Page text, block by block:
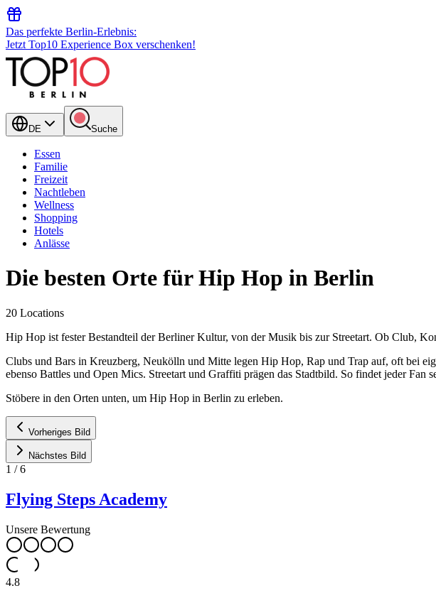
Das perfekte Berlin-Erlebnis:
Jetzt Top10 Experience Box verschenken!
DE Suche
Essen
Familie
Freizeit
Nachtleben
Wellness
Shopping
Hotels
Anlässe
Die besten Orte für Hip Hop in Berlin
20 Locations
Hip Hop ist fester Bestandteil der Berliner Kultur, von der Musik bis zur Streetart. Ob Club,
Clubs und Bars in Kreuzberg, Neukölln und Mitte legen Hip Hop, Rap und Trap auf, oft bei
ebenso Battles und Open Mics. Streetart und Graffiti prägen das Stadtbild. So findet jeder Fan
Stöbere in den Orten unten, um Hip Hop in Berlin zu erleben.
Vorheriges Bild
Nächstes Bild
1 /6
Flying Steps Academy
Unsere Bewertung
4.8